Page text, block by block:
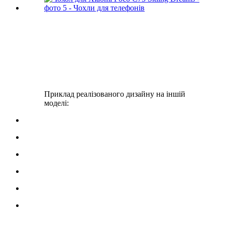
Приклад реалізованого дизайну на іншій
моделі: